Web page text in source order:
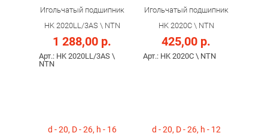
Игольчатый подшипник
HK 2020LL/3AS \ NTN
1 288,00 р.
Арт.: HK 2020LL/3AS \
NTN
Игольчатый подшипник
HK 2020C \ NTN
425,00 р.
Арт.: HK 2020C \ NTN
d - 20, D - 26, h - 16 d - 20, D - 26, h - 12